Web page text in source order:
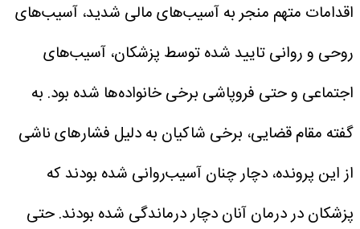
اقدامات متهم منجر به آسیب‌های مالی شدید، آسیب‌های
روحی و روانی تایید شده توسط پزشکان، آسیب‌های
اجتماعی و حتی فروپاشی برخی خانواده‌ها شده بود. به
گفته مقام قضایی، برخی شاکیان به دلیل فشار‌های ناشی
از این پرونده، دچار چنان آسیب‌روانی شده بودند که
پزشکان در درمان آنان دچار درماندگی شده بودند. حتی